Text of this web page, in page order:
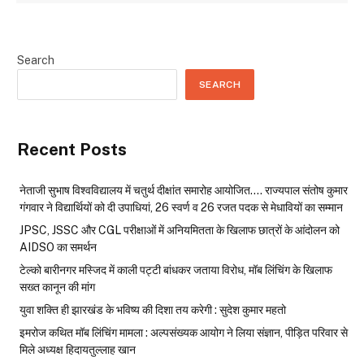
Search
SEARCH
Recent Posts
नेताजी सुभाष विश्वविद्यालय में चतुर्थ दीक्षांत समारोह आयोजित…. राज्यपाल संतोष कुमार
गंगवार ने विद्यार्थियों को दी उपाधियां, 26 स्वर्ण व 26 रजत पदक से मेधावियों का सम्मान
JPSC, JSSC और CGL परीक्षाओं में अनियमितता के खिलाफ छात्रों के आंदोलन को
AIDSO का समर्थन
टेल्को बारीनगर मस्जिद में काली पट्टी बांधकर जताया विरोध, मॉब लिंचिंग के खिलाफ
सख्त कानून की मांग
युवा शक्ति ही झारखंड के भविष्य की दिशा तय करेगी : सुदेश कुमार महतो
इमरोज कथित मॉब लिंचिंग मामला : अल्पसंख्यक आयोग ने लिया संज्ञान, पीड़ित परिवार से
मिले अध्यक्ष हिदायतुल्लाह खान